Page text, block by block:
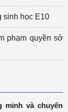
sinh học E10
phạm quyền sở
minh và chuyển